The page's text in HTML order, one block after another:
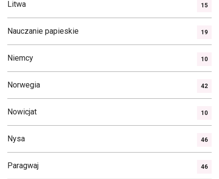
Litwa 15
Nauczanie papieskie 19
Niemcy 10
Norwegia 42
Nowicjat 10
Nysa 46
Paragwaj 46